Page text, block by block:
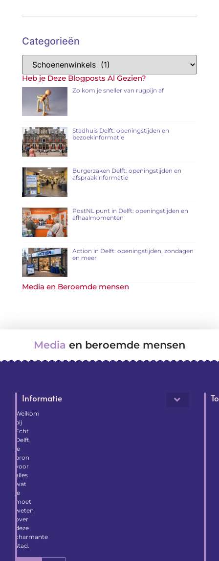
Categorieën
Heb je Deze Blogposts Al Gezien?
Zo kom je sneller van rugpijn af
Stadhuis Delft: openingstijden en
bezoekinformatie
Burgerzaken Delft: openingstijden en
afspraakinformatie
PostNL punt in Delft: openingstijden en
afhaalmomenten
Action in Delft: openingstijden, zondagen
en meer
Media en Beroemde mensen
Media en beroemde mensen
Welkom
bij
Echt
Delft,
je
bron
voor
alles
wat
je
moet
weten
over
deze
charmante
stad.
Informatie